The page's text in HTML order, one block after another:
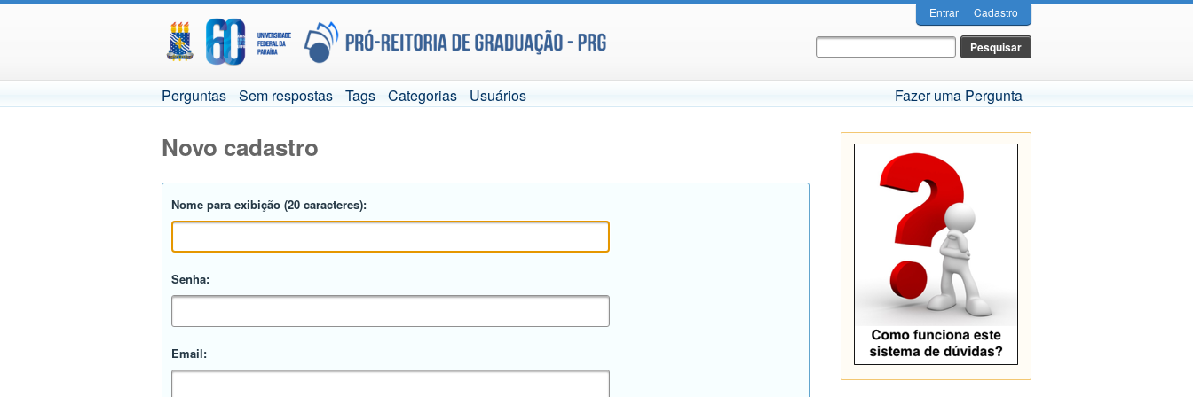
Entrar Cadastro
Perguntas Sem respostas Tags Categorias Usuários Fazer uma Pergunta
Novo cadastro
Nome para exibição (20 caracteres):
Senha:
Email: